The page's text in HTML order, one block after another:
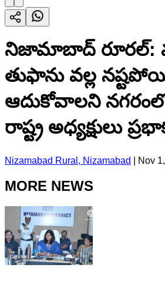
నిజామాబాద్ రూరల్:
తుఫాను వల్ల
ఆదుకోవాలని
రాష్ట్ర అధ్యక్షులు
Nizamabad Rural, Nizamabad Nov
MORE NEWS